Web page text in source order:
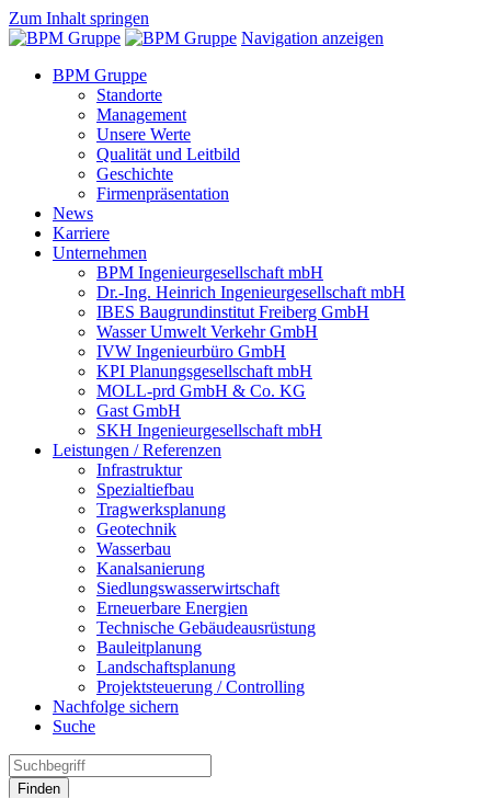
Zum Inhalt springen
Navigation anzeigen
BPM Gruppe
Standorte
Management
Unsere Werte
Qualität und Leitbild
Geschichte
Firmenpräsentation
News
Karriere
Unternehmen
BPM Ingenieurgesellschaft mbH
Dr.-Ing. Heinrich Ingenieurgesellschaft mbH
IBES Baugrundinstitut Freiberg GmbH
Wasser Umwelt Verkehr GmbH
IVW Ingenieurbüro GmbH
KPI Planungsgesellschaft mbH
MOLL-prd GmbH & Co. KG
Gast GmbH
SKH Ingenieurgesellschaft mbH
Leistungen / Referenzen
Infrastruktur
Spezialtiefbau
Tragwerksplanung
Geotechnik
Wasserbau
Kanalsanierung
Siedlungswasserwirtschaft
Erneuerbare Energien
Technische Gebäudeausrüstung
Bauleitplanung
Landschaftsplanung
Projektsteuerung / Controlling
Nachfolge sichern
Suche
Finden